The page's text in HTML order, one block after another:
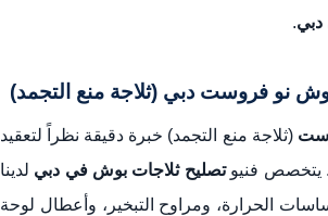
دبي.
(ثلاجة منع التجمد) خبرة دقيقة نظراً لتعقيد
يتخصص فنيوتصليح ثلاجات بوش في دبي لدينا
الحرارة، ومراوح التبخير، وأعطال لوحة